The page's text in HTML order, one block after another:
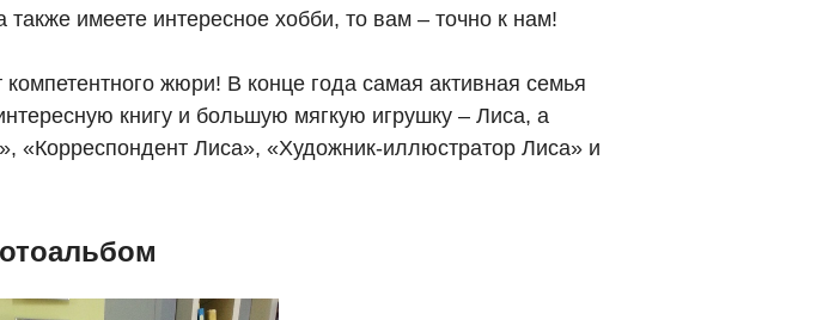
также имеете интересное хобби, то вам – точно к нам!
жюри! В конце года самая активная семья
книгу и большую мягкую игрушку – Лиса, а
«Корреспондент Лиса», «Художник-иллюстратор Лиса» и